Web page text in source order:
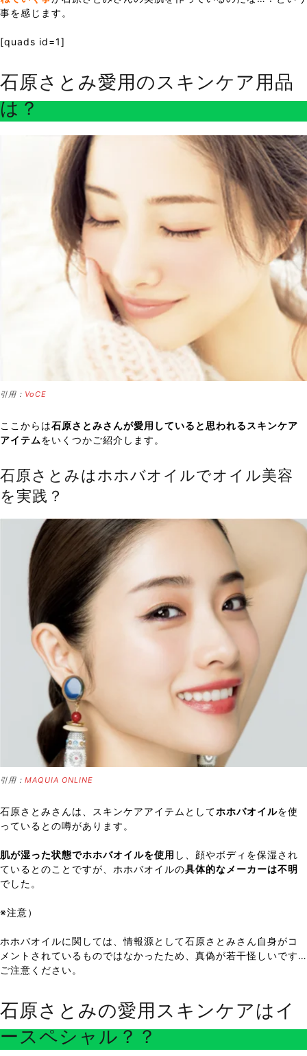
事を感じます。
[quads id=1]
石原さとみ愛用のスキンケア用品
は？
引用： VoCE
ここからは石原さとみさんが愛用していると思われるスキンケア
アイテムをいくつかご紹介します。
石原さとみはホホバオイルでオイル美容
を実践？
引用： MAQUIA ONLINE
石原さとみさんは、スキンケアアイテムとしてホホバオイルを使
っているとの噂があります。
肌が湿った状態でホホバオイルを使用 し、顔やボディを保湿され
ているとのことですが、ホホバオイルの具体的なメーカーは不明
でした。
※注意）
ホホバオイルに関しては、情報源として石原さとみさん自身がコ
メントされているものではなかったため、真偽が若干怪しいです…
ご注意ください。
石原さとみの愛用スキンケアはイ
ースペシャル？？